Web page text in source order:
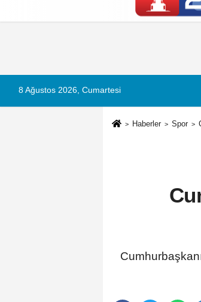
Künye İletişim
8 Ağustos 2026, Cumartesi
Haberler Spor